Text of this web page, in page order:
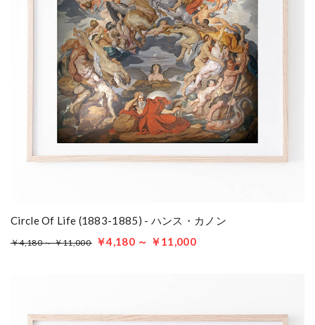
Circle Of Life (1883-1885) - ハンス・カノン
￥4,180 ～ ￥11,000 ￥4,180 ～ ￥11,000